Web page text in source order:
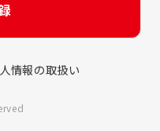
情報の取扱い